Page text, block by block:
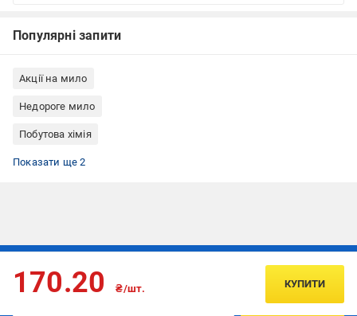
Популярні запити
Акції на мило
Недороге мило
Побутова хімія
Мило з дозатором
Мило DermoMed
Показати ще 2
170.20 ₴/шт. КУПИТИ
Підписуйтесь, щоб дізнаватись першим про акції та пропозиції
ПІДПИСАТИСЯ